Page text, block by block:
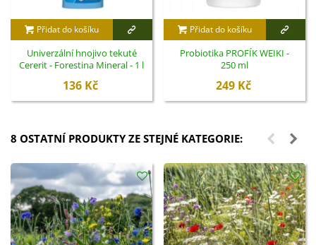
Přidat do košíku
Univerzální hnojivo tekuté
Cererit - Forestina Mineral - 1 l
136 Kč
Přidat do košíku
Probiotika PROFÍK WEIKI -
250 ml
249 Kč
8 OSTATNÍ PRODUKTY ZE STEJNÉ KATEGORIE: